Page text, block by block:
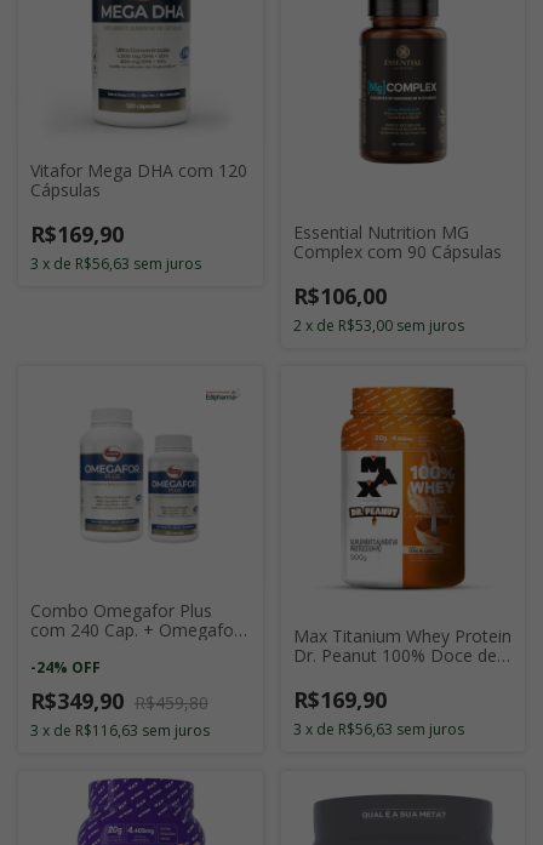
Vitafor Mega DHA com 120
Cápsulas
R$169,90
3 x de R$56,63 sem juros
Essential Nutrition MG
Complex com 90 Cápsulas
R$106,00
2 x de R$53,00 sem juros
Combo Omegafor Plus
com 240 Cap. + Omegafor
-24% OFF
R$349,90 R$459,80
3 x de R$116,63 sem juros
Max Titanium Whey Protein
Dr. Peanut 100% Doce de
R$169,90
3 x de R$56,63 sem juros